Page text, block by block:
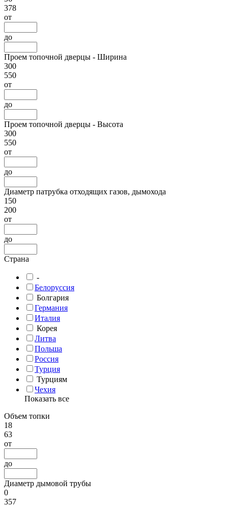
378
от
до
Проем топочной дверцы - Ширина
300
550
от
до
Проем топочной дверцы - Высота
300
550
от
до
Диаметр патрубка отходящих газов, дымохода
150
200
от
до
Страна
-
Белоруссия
Болгария
Германия
Италия
Корея
Литва
Польша
Россия
Турция
Турциям
Чехия
Показать все
Объем топки
18
63
от
до
Диаметр дымовой трубы
0
357